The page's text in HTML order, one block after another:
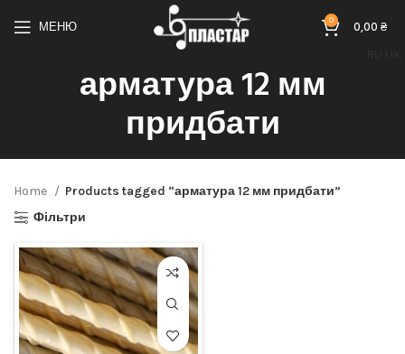
МЕНЮ 0 0,00₴
арматура 12 мм
придбати
Home
Products tagged “арматура 12 мм придбати”
Фільтри